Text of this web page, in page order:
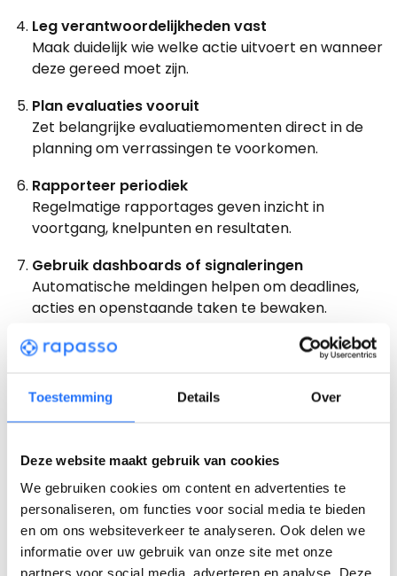
Toestemming Details Over
Deze website maakt gebruik van cookies
We gebruiken cookies om content en advertenties te
personaliseren, om functies voor social media te bieden
en om ons websiteverkeer te analyseren. Ook delen we
informatie over uw gebruik van onze site met onze
partners voor social media, adverteren en analyse. Deze
Leg verantwoordelijkheden vast
Maak duidelijk wie welke actie uitvoert en wanneer
deze gereed moet zijn.
Plan evaluaties vooruit
Zet belangrijke evaluatiemomenten direct in de
planning om verrassingen te voorkomen.
Rapporteer periodiek
Regelmatige rapportages geven inzicht in
voortgang, knelpunten en resultaten.
Gebruik dashboards of signaleringen
Automatische meldingen helpen om deadlines,
acties en openstaande taken te bewaken.
Wat is de rol van de casemanager in het re-
integratietraject?
De casemanager heeft, zeker wanneer meerdere
trajecten lopen, een centrale rol in de regie van het
legt afspraken vast en onderhoudt contact met alle
betrokken partijen. Daarnaast behoort de
voortgang bewaken, acties opvolgen en problemen
signaleren ook tot de taken van de casemanager.
Hierbij hoort ook het dossierbeheer. Een volledig en
actueel dossier maakt het eenvoudiger om